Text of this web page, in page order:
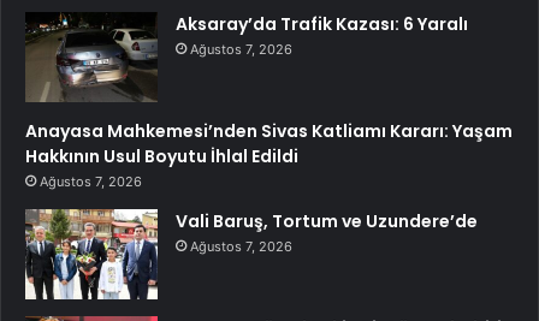
Aksaray’da Trafik Kazası: 6 Yaralı
Ağustos 7, 2026
Anayasa Mahkemesi’nden Sivas Katliamı Kararı: Yaşam
Hakkının Usul Boyutu İhlal Edildi
Ağustos 7, 2026
Vali Baruş, Tortum ve Uzundere’de
Ağustos 7, 2026